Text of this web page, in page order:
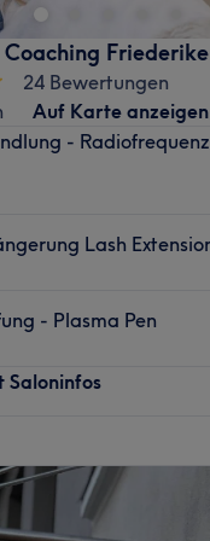
Coaching
24 Bewertungen
Auf Karte anzeigen
- Radiofrequenz
Lash
- Plasma Pen
Saloninfos